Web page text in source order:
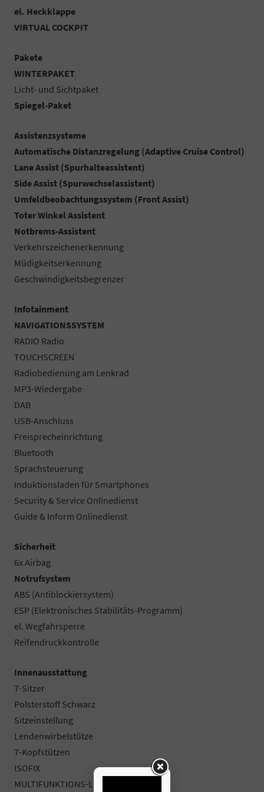
el. Heckklappe
VIRTUAL COCKPIT
Pakete
WINTERPAKET
Licht- und Sichtpaket
Spiegel-Paket
Assistenzsysteme
Automatische Distanzregelung (Adaptive Cruise Control)
Lane Assist (Spurhalteassistent)
Side Assist (Spurwechselassistent)
Umfeldbeobachtungssystem (Front Assist)
Toter Winkel Assistent
Notbrems-Assistent
Verkehrszeichenerkennung
Müdigkeitserkennung
Geschwindigkeitsbegrenzer
Infotainment
NAVIGATIONSSYSTEM
RADIO Radio
TOUCHSCREEN
Radiobedienung am Lenkrad
MP3-Wiedergabe
DAB
USB-Anschluss
Freisprecheinrichtung
Bluetooth
Sprachsteuerung
Induktionsladen für Smartphones
Security & Service Onlinedienst
Guide & Inform Onlinedienst
Sicherheit
6x Airbag
Notrufsystem
ABS (Antiblockiersystem)
ESP (Elektronisches Stabilitäts-Programm)
el. Wegfahrsperre
Reifendruckkontrolle
Innenausstattung
7-Sitzer
Polsterstoff Schwarz
Sitzeinstellung
Lendenwirbelstütze
7-Kopfstützen
ISOFIX
MULTIFUNKTIONS-LEDERLENKRAD